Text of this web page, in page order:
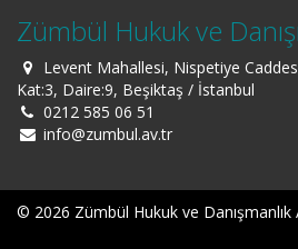
Zümbül Hukuk ve
Levent Mahallesi, Nispetiye
Kat:3, Daire:9, Beşiktaş / İstanbul
0212 585 06 51
info@zumbul.av.tr
© 2026 Zümbül Hukuk ve